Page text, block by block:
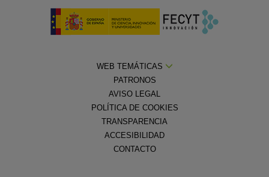
WEB TEMÁTICAS
PATRONOS
AVISO LEGAL
POLÍTICA DE COOKIES
TRANSPARENCIA
ACCESIBILIDAD
CONTACTO